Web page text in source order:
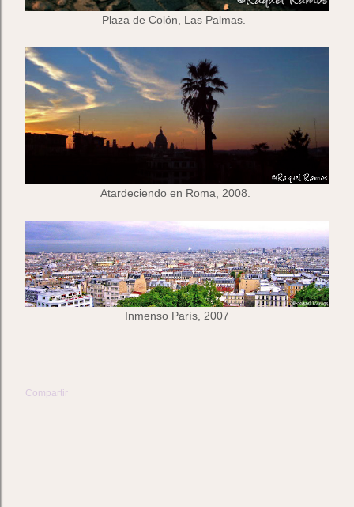
Plaza de Colón, Las Palmas.
Atardeciendo en Roma, 2008.
Inmenso París, 2007
Compartir